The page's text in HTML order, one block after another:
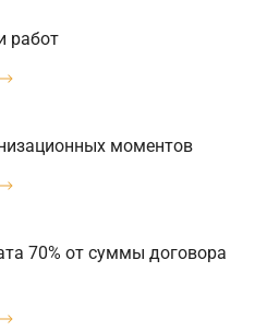
работ
моментов
70% от суммы договора